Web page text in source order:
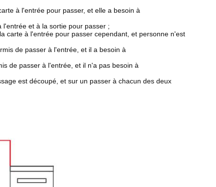
à l'entrée pour passer, et elle a besoin à
et à la sortie pour passer ;
carte à l'entrée pour passer cependant, et personne n'est
de passer à l'entrée, et il a besoin à
de passer à l'entrée, et il n'a pas besoin à
est découpé, et sur un passer à chacun des deux